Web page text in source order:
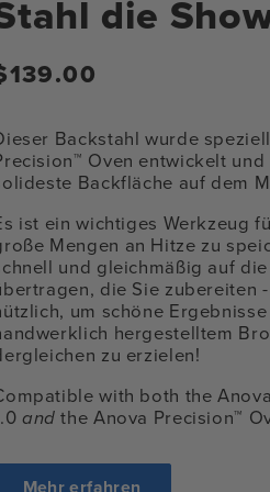
die
Backstahl wurde
Oven entwickelt
Backfläche auf dem
ist ein wichtiges Werkzeug
Mengen an Hitze zu
und gleichmäßig auf
die Sie zubereiten
um schöne
hergestelltem
zu erzielen!
with both the
and the Anova Precision™
Mehr erfahren